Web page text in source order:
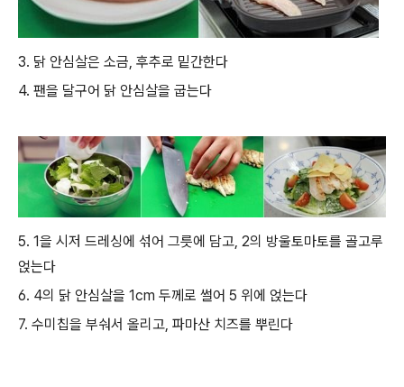
3. 닭 안심살은 소금, 후추로 밑간한다
4. 팬을 달구어 닭 안심살을 굽는다
5. 1을 시저 드레싱에 섞어 그릇에 담고, 2의 방울토마토를 골고루
얹는다
6. 4의 닭 안심살을 1cm 두께로 썰어 5 위에 얹는다
7. 수미칩을 부숴서 올리고, 파마산 치즈를 뿌린다